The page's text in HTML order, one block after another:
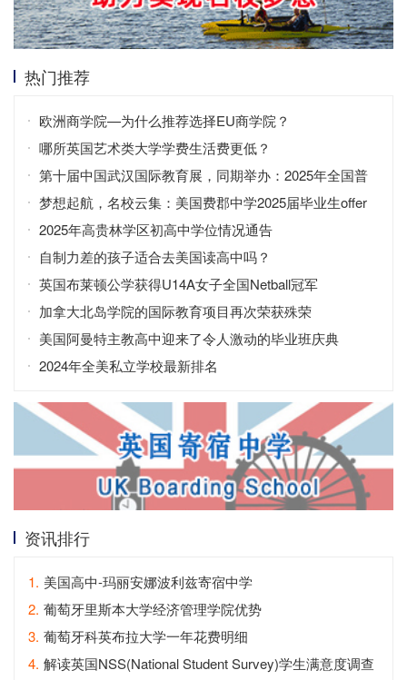
热门推荐
欧洲商学院—为什么推荐选择EU商学院？
哪所英国艺术类大学学费生活费更低？
第十届中国武汉国际教育展，同期举办：2025年全国普
通高校招生咨询会
梦想起航，名校云集：美国费郡中学2025届毕业生offer
2025年高贵林学区初高中学位情况通告
自制力差的孩子适合去美国读高中吗？
英国布莱顿公学获得U14A女子全国Netball冠军
加拿大北岛学院的国际教育项目再次荣获殊荣
美国阿曼特主教高中迎来了令人激动的毕业班庆典
2024年全美私立学校最新排名
资讯排行
1. 美国高中-玛丽安娜波利兹寄宿中学
2. 葡萄牙里斯本大学经济管理学院优势
3. 葡萄牙科英布拉大学一年花费明细
4. 解读英国NSS(National Student Survey)学生满意度调查